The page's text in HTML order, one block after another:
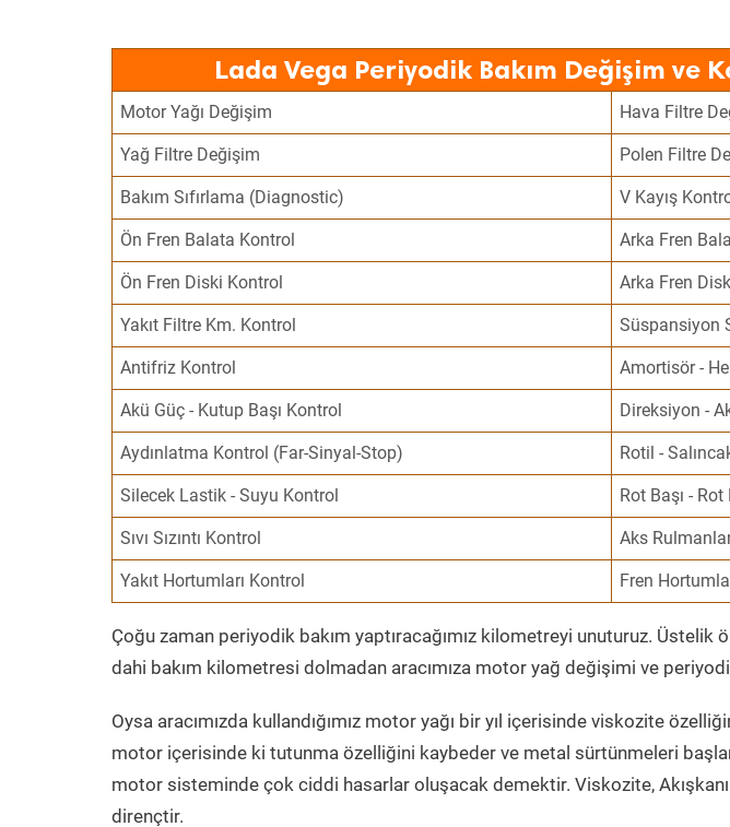
Lada Vega Periyodik Bakım Değişim ve
Motor Yağı Değişim Hava Filtre
Yağ Filtre Değişim Polen Filtre
Bakım Sıfırlama (Diagnostic) V Kayış
Ön Fren Balata Kontrol Arka Fren
Ön Fren Diski Kontrol Arka Fren
Yakıt Filtre Km. Kontrol Süspansiyon
Antifriz Kontrol Amortisör -
Akü Güç - Kutup Başı Kontrol Direksiyon -
Aydınlatma Kontrol (Far-Sinyal-Stop) Rotil -
Silecek Lastik - Suyu Kontrol Rot Başı -
Sıvı Sızıntı Kontrol Aks
Yakıt Hortumları Kontrol Fren
Çoğu zaman periyodik bakım yaptıracağımız kilometreyi unuturuz. Üstelik
dahi bakım kilometresi dolmadan aracımıza motor yağ değişimi ve
Oysa aracımızda kullandığımız motor yağı bir yıl içerisinde viskozite
motor içerisinde ki tutunma özelliğini kaybeder ve metal sürtünmeleri
motor sisteminde çok ciddi hasarlar oluşacak demektir. Viskozite,
dirençtir.